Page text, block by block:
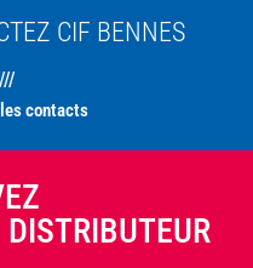
CIF BENNES
contacts
DISTRIBUTEUR